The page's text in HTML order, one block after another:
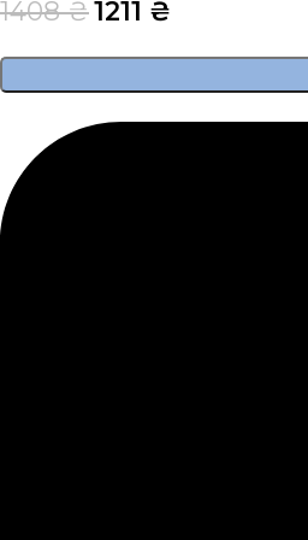
1408₴1211 ₴